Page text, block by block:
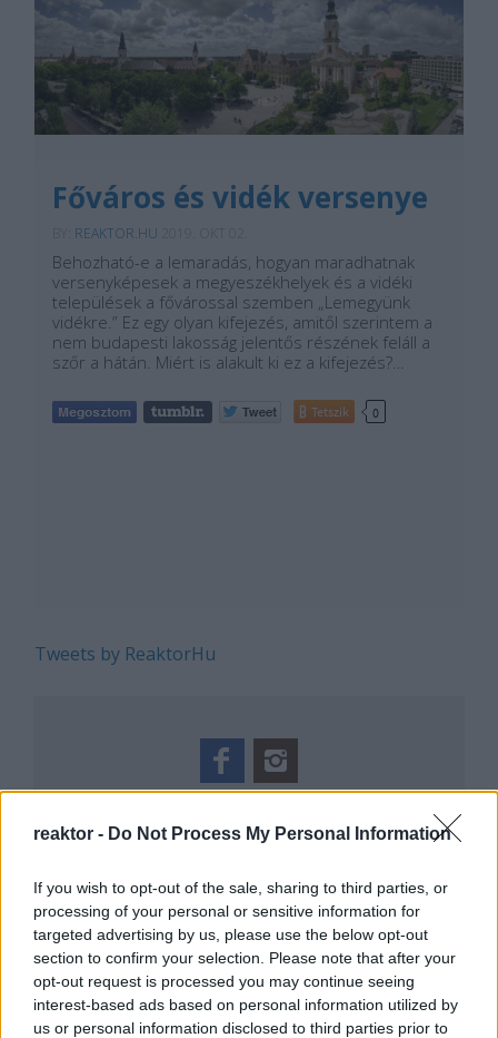
reaktor - Do Not Process My Personal Information
If you wish to opt-out of the sale, sharing to third parties, or
processing of your personal or sensitive information for
targeted advertising by us, please use the below opt-out
section to confirm your selection. Please note that after your
opt-out request is processed you may continue seeing
interest-based ads based on personal information utilized by
us or personal information disclosed to third parties prior to
Főváros és vidék versenye
REAKTOR.HU
Behozható-e a lemaradás, hogyan maradhatnak
versenyképesek a megyeszékhelyek és a vidéki
települések a fővárossal szemben „Lemegyünk
vidékre.” Ez egy olyan kifejezés, amitől szerintem a
nem budapesti lakosság jelentős részének feláll a
szőr a hátán. Miért is alakult ki ez a kifejezés?…
Tetszik 0
Tweets by ReaktorHu
Manaus: a dzsungel szívének városa
Magyarország rejtett gyöngyszemei
Irak nagy dobása: új kereskedelmi út a világ
közepén
Mik alakítják a gondolkodásod? Avagy a